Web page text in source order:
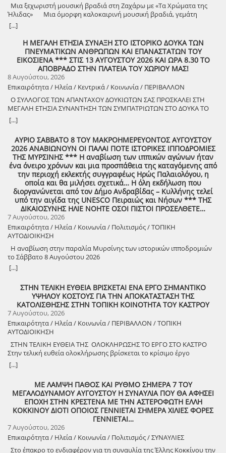
Μια ξεχωριστή μουσική βραδιά στη Ζαχάρω με «Τα Χρώματα της
Ήλιδας» Μια όμορφη καλοκαιρινή μουσική βραδιά, γεμάτη
μελωδίες, πολιτισμό και καλή διάθεση, διοργανώνει ο Δήμος
Ζαχάρως, στο πλαίσιο του Καλοκαιρινού Πολιτιστικού
Προγράμματος. Τη Δευτέρα 10 Αυγούστου, στις 21:30, το προαύλιο
του Γυμνασίου Ζαχάρως θα γεμίσει μουσική, καθώς η Ορχήστρα «Τα
Χρώματα της Ήλιδας» θα παρουσιάσει ένα ξεχωριστό μουσικό
πρόγραμμα. Μια βραδιά που έρχεται να ενώσει ανθρώπους
διαφορετικών ηλικιών μέσα από τη δύναμη της μουσικής και να
προσφέρει σε κατοίκους και επισκέπτες μια όμορφη καλοκαιρινή
έξοδο. Ο Δήμος Ζαχάρως συνεχίζει να επενδύει στον πολιτισμό και να
δημιουργεί αφορμές για συνάντηση, ψυχαγωγία και συμμετοχή.
Δευτέρα 10 Αυγούστου | 21:30 Προαύλιο Γυμνασίου Ζαχάρως
[...]
Η ΜΕΓΑΛΗ ΕΤΗΣΙΑ ΣΥΝΑΞΗ ΣΤΟ ΙΣΤΟΡΙΚΟ ΔΟΥΚΑ ΤΩΝ
ΠΝΕΥΜΑΤΙΚΩΝ ΑΝΘΡΩΠΩΝ ΚΑΙ ΕΠΑΝΑΣΤΑΤΩΝ ΤΟΥ
ΕΙΚΟΣΙΕΝΑ *** ΣΤΙΣ 13 ΑΥΓΟΥΣΤΟΥ 2026 ΚΑΙ ΩΡΑ 8.30 ΤΟ
ΑΠΟΒΡΑΔΟ ΣΤΗΝ ΠΛΑΤΕΙΑ ΤΟΥ ΧΩΡΙΟΥ ΜΑΣ!
8 Αυγούστου, 2026
Επικαιρότητα / Ηλεία / Κεντρικά / Κοινωνία / ΠΕΡΙΒΑΛΛΟΝ
Ο ΣΥΛΛΟΓΟΣ ΤΩΝ ΑΠΑΝΤΑΧΟΥ ΔΟΥΚΙΩΤΩΝ ΣΑΣ ΠΡΟΣΚΑΛΕΙ ΣΤΗ
ΜΕΓΑΛΗ ΕΤΗΣΙΑ ΣΥΝΑΝΤΗΣΗ ΤΩΝ ΣΥΜΠΑΤΡΙΩΤΩΝ ΣΤΟ ΔΟΥΚΑ ΤΟ
ΑΘΑΝΑΤΟ! Μεγάλη η χαρά η δική μας για το ριζιμιό μας και για
τον επαναστάτη πρόγονό μας που πολέμησε με το σπαθί στο χέρι
κανόνια του αγώνα! ΦΩΤΟΓΡΑΦΙΕΣ ΚΑΙ ΠΡΟΣΚΛΗΣΗ ΓΙΑ ΤΟ
ΣΥΝΑΠΑΝΤΗΜΑ (Πατήστε πάνω στο σύνδεσμο για να ανοίξει το
αρχείο) Ο Σύλλογος των απανταχού Δουκιωτών σάς προσκαλεί στην
εκδήλωση που θα πραγματοποιηθεί στο χωριό μας, το ΔΟΥΚΑ, σε
συνδιοργάνωση με τον Δήμο Αρχαίας Ολυμπίας, στις 13 Αυγούστου,
ημέρα Πέμπτη και ώρα 8:30 μ.μ., στην πλατεία του χωριού με θέμα:
«Άυλη πολιτιστική κληρονομιά: Eκφράσεις, Δράσεις Διαφύλαξης και
Προοπτικές στην Ηλεία» Oμιλητές: – Διομήδης Τόλιος, Διεύθυνση
Νεότερης Πολιτιστικής Κληρονομιάς ΥΠΠΟ-Σύλλογος Διβριωτών
Αθήνας – Γωγώ Κανελλοπούλου, εκπαιδευτικός – Νίκος
Σιάκκουλης, Πρόεδρος eco action Νεμούτας Θα ακολουθήσoυν
χοροί της Ηλείας από το Λύκειο Ελληνίδων Πύργου Η είσοδος για
την πολιτιστική εκδήλωση είναι ελεύθερη. Μετά το πέρας της
εκδήλωσης, σας προσκαλούμε να διασκεδάσουμε όλοι μαζί με
ζωντανή παραδοσιακή μουσική από τη μουσική ομάδα του
Λύσανδρου Παναγόπουλου, σε μια βραδιά γεμάτη κέφι, χορό και
συμμετοχής στο γλέντι: 10 ευρώ ανά άτομο.
[...]
ΑΥΡΙΟ ΣΑΒΒΑΤΟ 8 ΤΟΥ ΜΑΚΡΟΗΜΕΡΕΥΟΝΤΟΣ ΑΥΓΟΥΣΤΟΥ
2026 ΑΝΑΒΙΩΝΟΥΝ ΟΙ ΠΑΛΑΙ ΠΟΤΕ ΙΣΤΟΡΙΚΕΣ ΙΠΠΟΔΡΟΜΙΕΣ
ΤΗΣ ΜΥΡΣΙΝΗΣ *** Η αναβίωση των ιππικών αγώνων ήταν
ένα όνειρο χρόνων και μια προσπάθεια της καταγόμενης από
την περιοχή εκλεκτής συγγραφέως Ηρώς Παλαιολόγου, η
οποία και θα μιλήσει σχετικά… Η όλη εκδήλωση που
διοργανώνεται από τον Δήμο Ανδραβίδας – Κυλλήνης τελεί
υπό την αιγίδα της UNESCO Πειραιώς και Νήσων *** ΤΗΣ
ΔΙΚΑΙΟΣΥΝΗΣ ΗΛΙΕ ΝΟΗΤΕ ΟΣΟΙ ΠΙΣΤΟΙ ΠΡΟΣΕΛΘΕΤΕ…
7 Αυγούστου, 2026
Επικαιρότητα / Ηλεία / Κοινωνία / Πολιτισμός / ΤΟΠΙΚΗ
ΑΥΤΟΔΙΟΙΚΗΣΗ
Η αναβίωση στην παραλία Μυρσίνης των ιστορικών ιπποδρομιών
το Σάββατο 8 Αυγούστου 2026
[...]
ΣΤΗΝ ΤΕΛΙΚΗ ΕΥΘΕΙΑ ΒΡΙΣΚΕΤΑΙ ΕΝΑ ΕΡΓΟ ΣΗΜΑΝΤΙΚΟ
ΥΨΗΛΟΥ ΚΟΣΤΟΥΣ ΓΙΑ ΤΗΝ ΑΠΟΚΑΤΑΣΤΑΣΗ ΤΗΣ
ΚΑΤΟΛΙΣΘΗΣΗΣ ΣΤΗΝ ΤΟΠΙΚΗ ΚΟΙΝΟΤΗΤΑ ΤΟΥ ΚΑΣΤΡΟΥ
7 Αυγούστου, 2026
Επικαιρότητα / Ηλεία / Κοινωνία / ΠΕΡΙΒΑΛΛΟΝ / ΤΟΠΙΚΗ
ΑΥΤΟΔΙΟΙΚΗΣΗ
ΣΤΗΝ ΤΕΛΙΚΗ ΕΥΘΕΙΑ ΤΗΣ ΟΛΟΚΛΗΡΩΣΗΣ ΤΟ ΕΡΓΟ ΣΤΟ ΚΑΣΤΡΟ
Στην τελική ευθεία ολοκλήρωσης βρίσκεται το κρίσιμο έργο
αποκατάστασης της κατολίσθησης στην Τ.Κ. Κάστρου,
προϋπολογισμού 1,25 εκατομμυρίων ευρώ. Έπειτα από αυτοψία που
Λέντζας, μαζί με κλιμάκιο της Τεχνικής Υπηρεσίας και εκπροσώπους
της δημοτικής αρχής, διαπιστώθηκε πως οι παρεμβάσεις προχωρούν
άμεσα και αυστηρά εντός των χρονοδιαγραμμάτων. ​Το έργο
χρηματοδοτείται από το Εθνικό Πρόγραμμα Ανάπτυξης και στο
πλαίσιο των εξειδικευμένων εργασιών πραγματοποιήθηκαν
εκσκαφές για την απομάκρυνση των χαλαρών εδαφών,
κατασκευάστηκε ισχυρός τοίχος αντιστήριξης και τοποθετήθηκε
γεωύφασμα οπλισμένης γης, και συρματοκιβώτια καθώς και
[...]
ΜΕ ΛΑΜΨΗ ΠΑΘΟΣ ΚΑΙ ΡΥΘΜΟ ΣΗΜΕΡΑ 7 ΤΟΥ
ΜΕΓΑΛΟΔΥΝΑΜΟΥ ΑΥΓΟΥΣΤΟΥ Η ΣΥΝΑΥΛΙΑ ΠΟΥ ΘΑ ΑΦΗΣΕΙ
ΕΠΟΧΗ ΣΤΗΝ ΚΡΕΣΤΕΝΑ ΜΕ ΤΗΝ ΑΣΤΕΡΟΦΩΤΗ ΕΛΛΗ
ΚΟΚΚΙΝΟΥ ΔΙΟΤΙ ΟΠΟΙΟΣ ΓΕΝΝΙΕΤΑΙ ΣΗΜΕΡΑ ΧΙΛΙΕΣ ΦΟΡΕΣ
ΓΕΝΝΙΕΤΑΙ…
7 Αυγούστου, 2026
Επικαιρότητα / Ηλεία / Κοινωνία / Πολιτισμός / ΣΥΝΑΥΛΙΕΣ
Στο έπακρο το ενδιαφέρον για τη συναυλία της Έλλης Κοκκίνου την